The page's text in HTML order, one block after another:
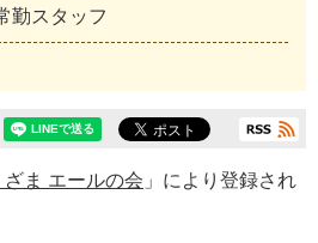
勤スタッフ
ざま エールの会 」により登録され